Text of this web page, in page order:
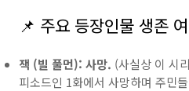
📌 주요 등장인물 생존
잭 (빌 풀먼): 사망. (사실상 이 시
피소드인 1화에서 사망하며 주민